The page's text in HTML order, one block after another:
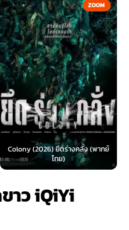
ZOOM
Colony (2026) ยึดร่างคลั่ง (พากย์
ไทย)
าว iQiYi